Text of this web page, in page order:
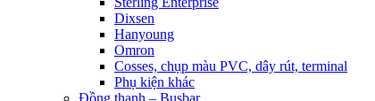
Dixsen
Hanyoung
Omron
Cosses, chụp màu PVC, dây rút, terminal
Phụ kiện khác
Đồng thanh – Busbar